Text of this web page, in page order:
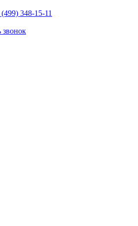
348-15-11
звонок